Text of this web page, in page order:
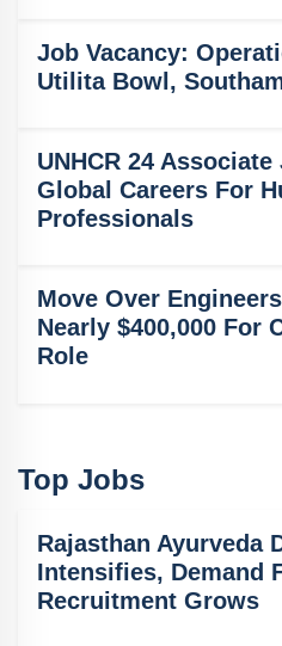
Job Vacancy:
Utilita Bowl,
UNHCR 24
Global Careers For
Professionals
Move Over
Nearly $400,000 For
Role
Top Jobs
Rajasthan Ayurveda
Intensifies, Demand
Recruitment Grows